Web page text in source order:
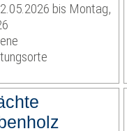
bis Montag,